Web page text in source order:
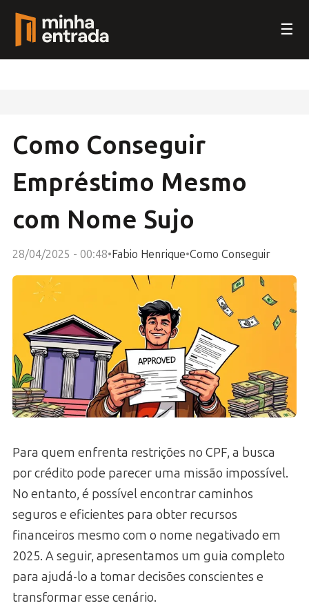
☰
Como Conseguir
Empréstimo Mesmo
com Nome Sujo
28/04/2025 - 00:48•Fabio Henrique•Como Conseguir
Para quem enfrenta restrições no CPF, a busca
por crédito pode parecer uma missão impossível.
No entanto, é possível encontrar caminhos
seguros e eficientes para obter recursos
financeiros mesmo com o nome negativado em
2025. A seguir, apresentamos um guia completo
para ajudá-lo a tomar decisões conscientes e
transformar esse cenário.